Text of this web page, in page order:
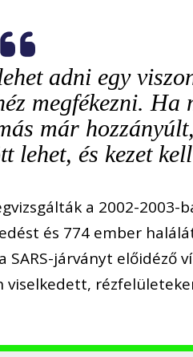
adni egy
megfékezni. Ha
már
lehet, és kezet
a 2002-2003-
és 774 ember
SARS-járványt előidéző